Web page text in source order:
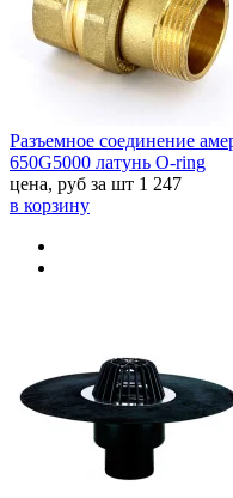
Разъемное соединение
650G5000 латунь O-ring
цена, руб за шт 1 247
в корзину